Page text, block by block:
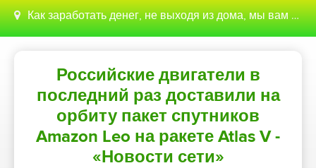
Как заработать денег, не выходя из дома, мы вам поможем с этим разобраться
Российские двигатели в
последний раз доставили на
орбиту пакет спутников
Amazon Leo на ракете Atlas V -
«Новости сети»